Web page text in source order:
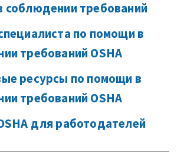
требований
по помощи в
требований OSHA
ресурсы по помощи в
требований OSHA
для работодателей